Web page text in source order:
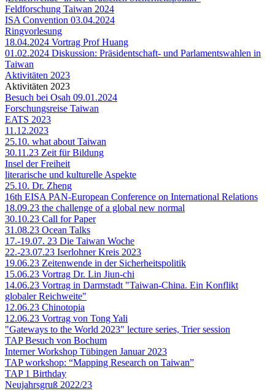
Feldforschung Taiwan 2024
ISA Convention 03.04.2024
Ringvorlesung
18.04.2024 Vortrag Prof Huang
01.02.2024 Diskussion: Präsidentschaft- und Parlamentswahlen in
Taiwan
Aktivitäten 2023
Aktivitäten 2023
Besuch bei Osah 09.01.2024
Forschungsreise Taiwan
EATS 2023
11.12.2023
25.10. what about Taiwan
30.11.23 Zeit für Bildung
Insel der Freiheit
literarische und kulturelle Aspekte
25.10. Dr. Zheng
16th EISA PAN-European Conference on International Relations
18.09.23 the challenge of a global new normal
30.10.23 Call for Paper
31.08.23 Ocean Talks
17.-19.07. 23 Die Taiwan Woche
22.-23.07.23 Iserlohner Kreis 2023
19.06.23 Zeitenwende in der Sicherheitspolitik
15.06.23 Vortrag Dr. Lin Jiun-chi
14.06.23 Vortrag in Darmstadt "Taiwan-China. Ein Konflikt
globaler Reichweite"
12.06.23 Chinotopia
12.06.23 Vortrag von Tong Yali
"Gateways to the World 2023" lecture series, Trier session
TAP Besuch von Bochum
Interner Workshop Tübingen Januar 2023
TAP workshop: “Mapping Research on Taiwan”
TAP 1 Birthday
Neujahrsgruß 2022/23